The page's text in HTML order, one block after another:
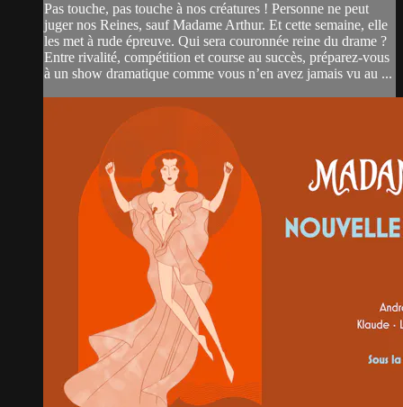
Pas touche, pas touche à nos créatures ! Personne ne peut
juger nos Reines, sauf Madame Arthur. Et cette semaine, elle
les met à rude épreuve. Qui sera couronnée reine du drame ?
Entre rivalité, compétition et course au succès, préparez-vous
à un show dramatique comme vous n’en avez jamais vu au ...